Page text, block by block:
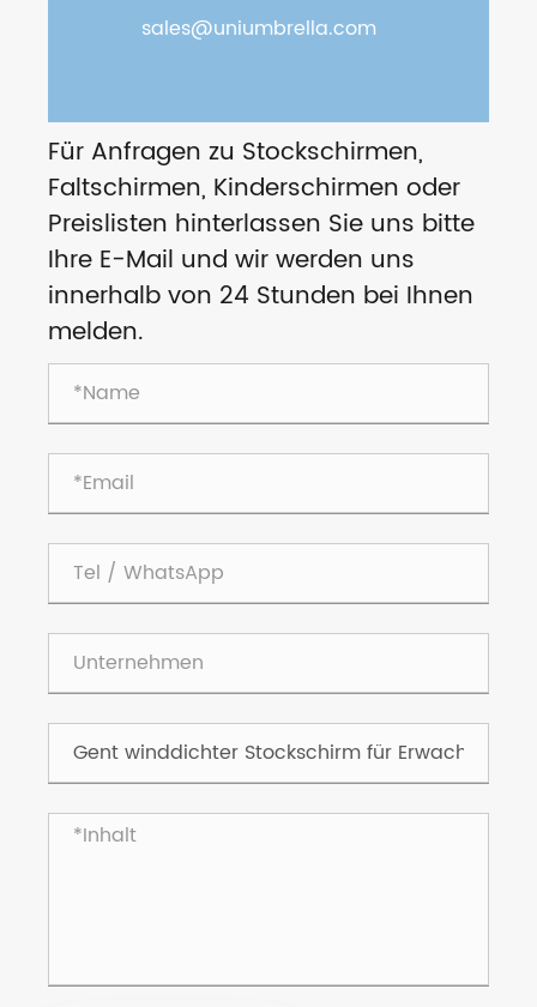
sales@uniumbrella.com
Für Anfragen zu Stockschirmen,
Faltschirmen, Kinderschirmen oder
Preislisten hinterlassen Sie uns bitte
Ihre E-Mail und wir werden uns
innerhalb von 24 Stunden bei Ihnen
melden.